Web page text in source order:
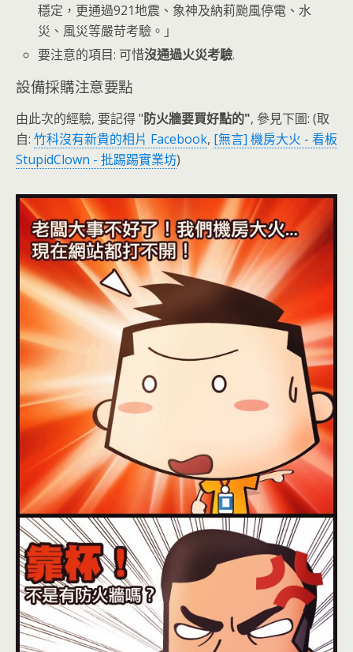
穩定，更通過921地震、象神及納莉颱風停電、水
災、風災等嚴苛考驗。」
要注意的項目: 可惜沒通過火災考驗.
設備採購注意要點
由此次的經驗, 要記得 "防火牆要買好點的", 參見下圖: (取
自: 竹科沒有新貴的相片 Facebook, [無言] 機房大火 - 看板
StupidClown - 批踢踢實業坊)